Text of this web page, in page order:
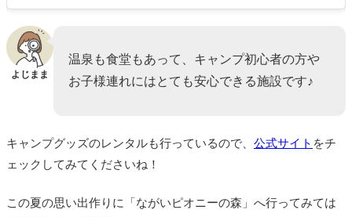
よじまま
温泉も食堂もあって、キャンプ初心者の方や
お子様連れにはとても安心できる施設です♪
キャンプグッズのレンタルも行っているので、 公式サイト をチ
ェックしてみてくださいね！
この夏の思い出作りに「ながいピオニーの森」へ行ってみては